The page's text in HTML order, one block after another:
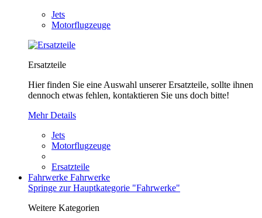
Jets
Motorflugzeuge
Ersatzteile
Hier finden Sie eine Auswahl unserer Ersatzteile, sollte ihnen
dennoch etwas fehlen, kontaktieren Sie uns doch bitte!
Mehr Details
Jets
Motorflugzeuge
Ersatzteile
Fahrwerke Fahrwerke
Springe zur Hauptkategorie "Fahrwerke"
Weitere Kategorien